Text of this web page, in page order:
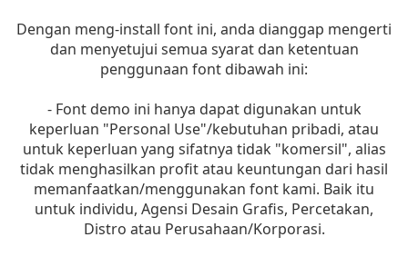
Dengan meng-install font ini, anda dianggap mengerti
dan menyetujui semua syarat dan ketentuan
penggunaan font dibawah ini:
- Font demo ini hanya dapat digunakan untuk
keperluan "Personal Use"/kebutuhan pribadi, atau
untuk keperluan yang sifatnya tidak "komersil", alias
tidak menghasilkan profit atau keuntungan dari hasil
memanfaatkan/menggunakan font kami. Baik itu
untuk individu, Agensi Desain Grafis, Percetakan,
Distro atau Perusahaan/Korporasi.